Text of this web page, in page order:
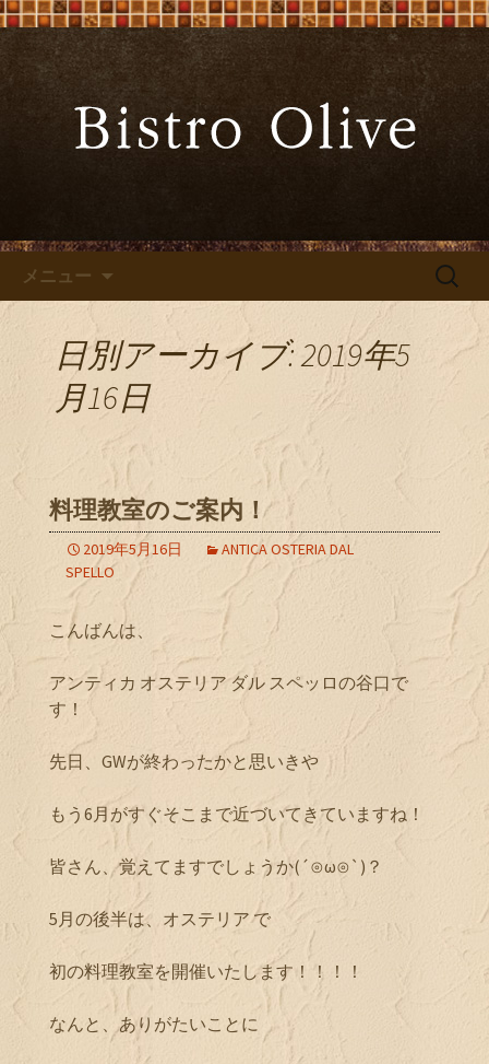
大阪難波の「Bistro Olive（ビ
ストロ オリーブ）」
大阪難波の「ビストロオリーブ」でワ
インと炭火焼料理を
メニュー
検
日別アーカイブ: 2019年5
月16日
料理教室のご案内！
2019年5月16日
ANTICA OSTERIA DAL
SPELLO
こんばんは、
アンティカ オステリア ダル スペッロの谷口で
す！
先日、GWが終わったかと思いきや
もう6月がすぐそこまで近づいてきていますね！
皆さん、覚えてますでしょうか(´⊙ω⊙`)？
5月の後半は、オステリア で
初の料理教室を開催いたします！！！！
なんと、ありがたいことに